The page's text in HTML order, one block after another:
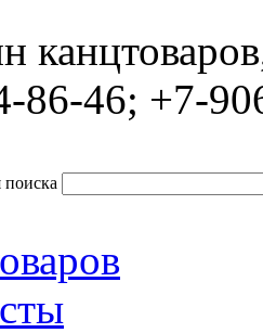
86-46; +7-
поиска